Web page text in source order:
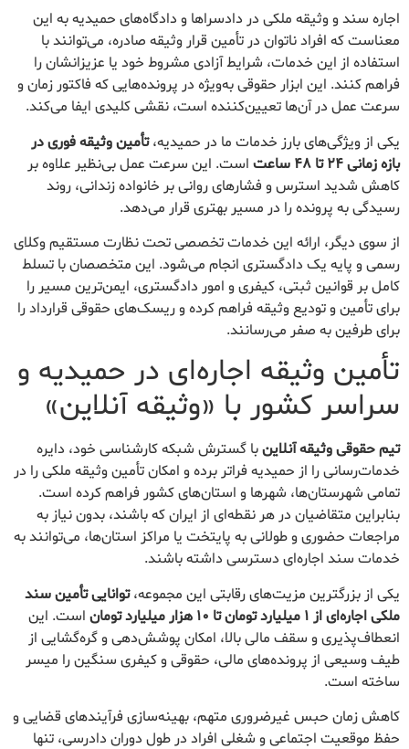
اجاره سند و وثیقه ملکی در دادسراها و دادگاه‌های حمیدیه به این
معناست که افراد ناتوان در تأمین قرار وثیقه صادره، می‌توانند با
استفاده از این خدمات، شرایط آزادی مشروط خود یا عزیزانشان را
فراهم کنند. این ابزار حقوقی به‌ویژه در پرونده‌هایی که فاکتور زمان و
سرعت عمل در آن‌ها تعیین‌کننده است، نقشی کلیدی ایفا می‌کند.
یکی از ویژگی‌های بارز خدمات ما در حمیدیه،تأمین وثیقه فوری در
بازه زمانی ۲۴ تا ۴۸ ساعت
است. این سرعت عمل بی‌نظیر علاوه بر
کاهش شدید استرس و فشارهای روانی بر خانواده زندانی، روند
رسیدگی به پرونده را در مسیر بهتری قرار می‌دهد.
از سوی دیگر، ارائه این خدمات تخصصی تحت نظارت مستقیم وکلای
رسمی و پایه یک دادگستری انجام می‌شود. این متخصصان با تسلط
کامل بر قوانین ثبتی، کیفری و امور دادگستری، ایمن‌ترین مسیر را
برای تأمین و تودیع وثیقه فراهم کرده و ریسک‌های حقوقی قرارداد را
برای طرفین به صفر می‌رسانند.
تأمین وثیقه اجاره‌ای در حمیدیه و
سراسر کشور با «وثیقه آنلاین»
تیم حقوقی وثیقه آنلاینبا گسترش شبکه کارشناسی خود، دایره
خدمات‌رسانی را از حمیدیه فراتر برده و امکان تأمین وثیقه ملکی را در
تمامی شهرستان‌ها، شهرها و استان‌های کشور فراهم کرده است.
بنابراین متقاضیان در هر نقطه‌ای از ایران که باشند، بدون نیاز به
مراجعات حضوری و طولانی به پایتخت یا مراکز استان‌ها، می‌توانند به
خدمات سند اجاره‌ای دسترسی داشته باشند.
یکی از بزرگترین مزیت‌های رقابتی این مجموعه،توانایی تأمین سند
ملکی اجاره‌ای از ۱ میلیارد تومان تا ۱۰ هزار میلیارد تومان
است. این
انعطاف‌پذیری و سقف مالی بالا، امکان پوشش‌دهی و گره‌گشایی از
طیف وسیعی از پرونده‌های مالی، حقوقی و کیفری سنگین را میسر
ساخته است.
کاهش زمان حبس غیرضروری متهم، بهینه‌سازی فرآیندهای قضایی و
حفظ موقعیت اجتماعی و شغلی افراد در طول دوران دادرسی، تنها